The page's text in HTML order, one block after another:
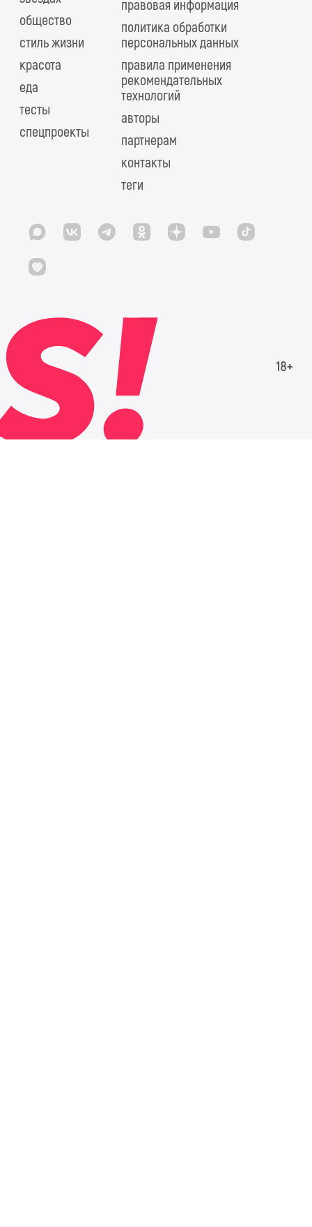
общество
стиль жизни
красота
еда
тесты
спецпроекты
правовая информация
политика обработки
персональных данных
правила применения
рекомендательных
технологий
авторы
партнерам
контакты
теги